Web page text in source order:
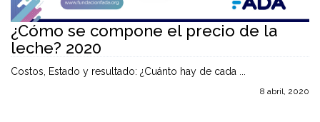
¿Cómo se compone el precio de la
leche? 2020
Costos, Estado y resultado: ¿Cuánto hay de cada ...
8 abril, 2020